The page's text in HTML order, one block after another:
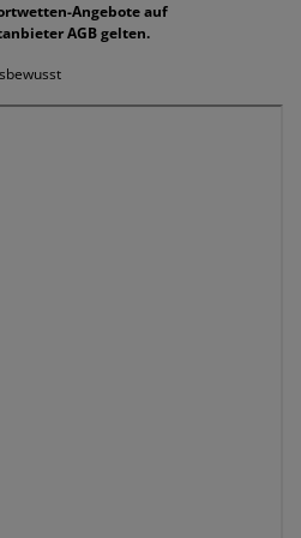
Angebote auf
AGB gelten.